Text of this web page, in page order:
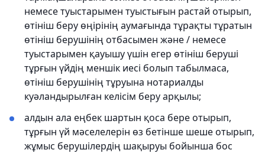
немесе туыстарымен туыстығын растай отырып,
өтініш беру өңірінің аумағында тұрақты тұратын
өтініш берушінің отбасымен және / немесе
туыстарымен қауышу үшін егер өтініш беруші
тұрғын үйдің меншік иесі болып табылмаса,
өтініш берушінің тұруына нотариалды
куәландырылған келісім беру арқылы;
алдын ала еңбек шартын қоса бере отырып,
тұрғын үй мәселелерін өз бетінше шеше отырып,
жұмыс берушілердің шақыруы бойынша бос